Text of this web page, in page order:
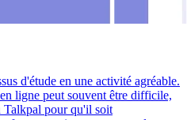
d'étude en une activité agréable.
ligne peut souvent être difficile,
Talkpal pour qu'il soit